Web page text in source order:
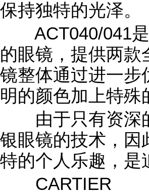
保持独特的光泽。
ACT040/041是
的眼镜，提供两款
镜整体通过进一步
明的颜色加上特殊
由于只有资深的
银眼镜的技术，因
特的个人乐趣，是
CARTIER